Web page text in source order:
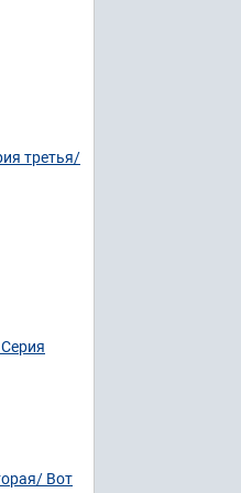
третья/
Вот